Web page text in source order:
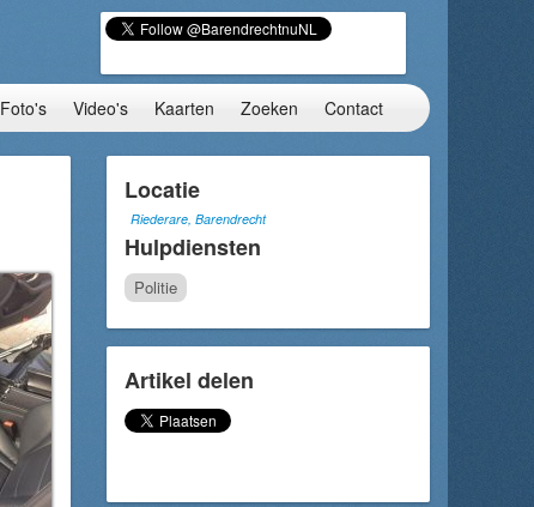
Foto's Video's Kaarten Zoeken Contact
Locatie
Riederare, Barendrecht
Hulpdiensten
Politie
Artikel delen